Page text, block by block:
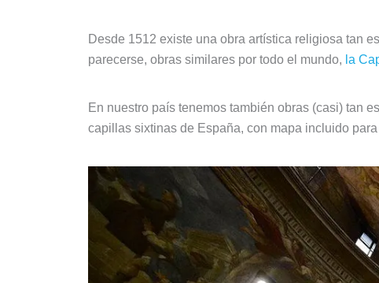
Desde 1512 existe una obra artística religiosa tan
parecerse, obras similares por todo el mundo, la
En nuestro país tenemos también obras (casi) tan
capillas sixtinas de España, con mapa incluido